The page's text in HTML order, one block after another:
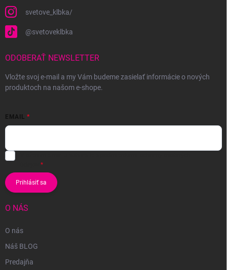
svetove_klbka/
@svetoveklbka
ODOBERAŤ NEWSLETTER
Vložte svoj e-mail a my Vám budeme zasielať informácie o nových
produktoch na našom e-shope.
EMAIL
Prihlásiť sa
O NÁS
O nás
Náš BLOG
Predajňa